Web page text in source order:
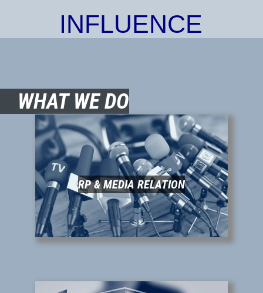
INFLUENCE
WHAT WE DO
RP & MEDIA RELATION